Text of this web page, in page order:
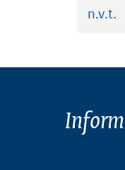
n.v.t.